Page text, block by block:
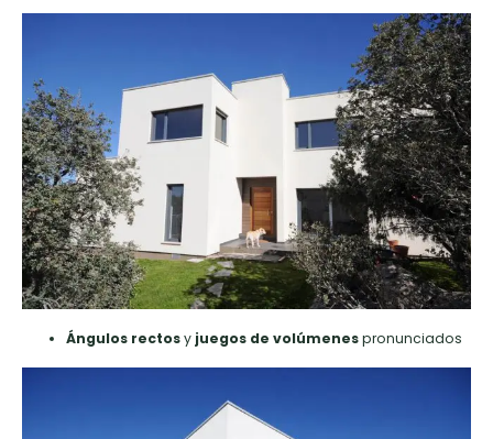
Ángulos rectosy juegos de volúmenespronunciados